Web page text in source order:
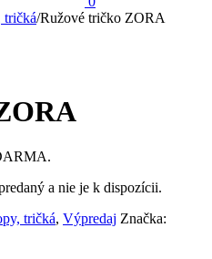
tričká/Ružové tričko ZORA
a nie je k dispozícii.
tričká, Výpredaj Značka: